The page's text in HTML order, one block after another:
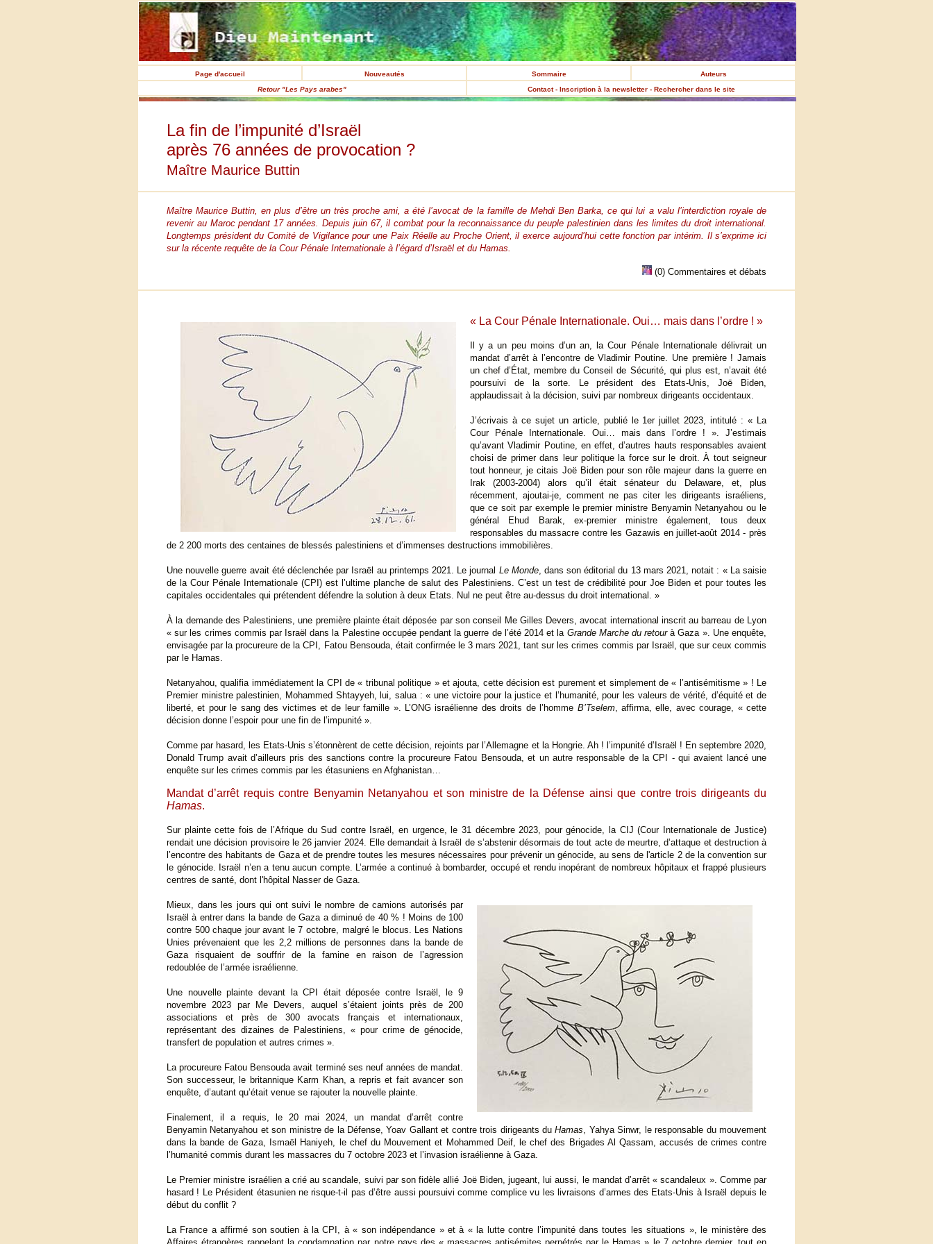
Page d'accueil Nouveautés Sommaire
Auteurs
Retour "Les Pays arabes"
Contact - Inscription à la newsletter - Rechercher dans le site
La fin de l’impunité d’Israël
après 76 années de provocation ?
Maître Maurice Buttin
Maître Maurice Buttin, en plus d’être un très proche ami, a été l’avocat de la famille de Mehdi Ben Barka, ce qui lui a valu l’interdiction royale de
revenir au Maroc pendant 17 années. Depuis juin 67, il combat pour la reconnaissance du peuple palestinien dans les limites du droit international.
Longtemps président du Comité de Vigilance pour une Paix Réelle au Proche Orient, il exerce aujourd’hui cette fonction par intérim. Il s’exprime ici
sur la récente requête de la Cour Pénale Internationale à l’égard d’Israël et du Hamas.
(0) Commentaires et débats
« La Cour Pénale Internationale. Oui… mais dans l’ordre ! »
Il y a un peu moins d’un an, la Cour Pénale Internationale délivrait un
mandat d’arrêt à l’encontre de Vladimir Poutine. Une première ! Jamais
un chef d’État, membre du Conseil de Sécurité, qui plus est, n’avait été
poursuivi de la sorte. Le président des Etats-Unis, Joë Biden,
applaudissait à la décision, suivi par nombreux dirigeants occidentaux.
J’écrivais à ce sujet un article, publié le 1er juillet 2023, intitulé : « La
Cour Pénale Internationale. Oui… mais dans l’ordre ! ». J’estimais
qu’avant Vladimir Poutine, en effet, d’autres hauts responsables avaient
choisi de primer dans leur politique la force sur le droit. À tout seigneur
tout honneur, je citais Joë Biden pour son rôle majeur dans la guerre en
Irak (2003-2004) alors qu’il était sénateur du Delaware, et, plus
récemment, ajoutai-je, comment ne pas citer les dirigeants israéliens,
que ce soit par exemple le premier ministre Benyamin Netanyahou ou le
général Ehud Barak, ex-premier ministre également, tous deux
responsables du massacre contre les Gazawis en juillet-août 2014 - près
de 2 200 morts des centaines de blessés palestiniens et d’immenses destructions immobilières.
Une nouvelle guerre avait été déclenchée par Israël au printemps 2021. Le journal Le Monde, dans son éditorial du 13 mars 2021, notait : « La saisie
de la Cour Pénale Internationale (CPI) est l’ultime planche de salut des Palestiniens. C’est un test de crédibilité pour Joe Biden et pour toutes les
capitales occidentales qui prétendent défendre la solution à deux Etats. Nul ne peut être au-dessus du droit international. »
À la demande des Palestiniens, une première plainte était déposée par son conseil Me Gilles Devers, avocat international inscrit au barreau de Lyon
« sur les crimes commis par Israël dans la Palestine occupée pendant la guerre de l’été 2014 et la Grande Marche du retourà Gaza ». Une enquête,
envisagée par la procureure de la CPI, Fatou Bensouda, était confirmée le 3 mars 2021, tant sur les crimes commis par Israël, que sur ceux commis
par le Hamas.
Netanyahou, qualifia immédiatement la CPI de « tribunal politique » et ajouta, cette décision est purement et simplement de « l’antisémitisme » ! Le
Premier ministre palestinien, Mohammed Shtayyeh, lui, salua : « une victoire pour la justice et l’humanité, pour les valeurs de vérité, d’équité et de
liberté, et pour le sang des victimes et de leur famille ». L’ONG israélienne des droits de l’homme B’Tselem, affirma, elle, avec courage, « cette
décision donne l’espoir pour une fin de l’impunité ».
Comme par hasard, les Etats-Unis s’étonnèrent de cette décision, rejoints par l’Allemagne et la Hongrie. Ah ! l’impunité d’Israël ! En septembre 2020,
Donald Trump avait d’ailleurs pris des sanctions contre la procureure Fatou Bensouda, et un autre responsable de la CPI - qui avaient lancé une
enquête sur les crimes commis par les étasuniens en Afghanistan…
Mandat d’arrêt requis contre Benyamin Netanyahou et son ministre de la Défense ainsi que contre trois dirigeants du
Hamas.
Sur plainte cette fois de l’Afrique du Sud contre Israël, en urgence, le 31 décembre 2023, pour génocide, la CIJ (Cour Internationale de Justice)
rendait une décision provisoire le 26 janvier 2024. Elle demandait à Israël de s’abstenir désormais de tout acte de meurtre, d’attaque et destruction à
l’encontre des habitants de Gaza et de prendre toutes les mesures nécessaires pour prévenir un génocide, au sens de l'article 2 de la convention sur
le génocide. Israël n’en a tenu aucun compte. L’armée a continué à bombarder, occupé et rendu inopérant de nombreux hôpitaux et frappé plusieurs
centres de santé, dont l'hôpital Nasser de Gaza.
Mieux, dans les jours qui ont suivi le nombre de camions autorisés par
Israël à entrer dans la bande de Gaza a diminué de 40 % ! Moins de 100
contre 500 chaque jour avant le 7 octobre, malgré le blocus. Les Nations
Unies prévenaient que les 2,2 millions de personnes dans la bande de
Gaza risquaient de souffrir de la famine en raison de l’agression
redoublée de l’armée israélienne.
Une nouvelle plainte devant la CPI était déposée contre Israël, le 9
novembre 2023 par Me Devers, auquel s’étaient joints près de 200
associations et près de 300 avocats français et internationaux,
représentant des dizaines de Palestiniens, « pour crime de génocide,
transfert de population et autres crimes ».
La procureure Fatou Bensouda avait terminé ses neuf années de mandat.
Son successeur, le britannique Karm Khan, a repris et fait avancer son
enquête, d’autant qu’était venue se rajouter la nouvelle plainte.
Finalement, il a requis, le 20 mai 2024, un mandat d’arrêt contre
Benyamin Netanyahou et son ministre de la Défense, Yoav Gallant et contre trois dirigeants duHamas, Yahya Sinwr, le responsable du mouvement
dans la bande de Gaza, Ismaël Haniyeh, le chef du Mouvement et Mohammed Deif, le chef des Brigades Al Qassam, accusés de crimes contre
l’humanité commis durant les massacres du 7 octobre 2023 et l’invasion israélienne à Gaza.
Le Premier ministre israélien a crié au scandale, suivi par son fidèle allié Joë Biden, jugeant, lui aussi, le mandat d’arrêt « scandaleux ». Comme par
hasard ! Le Président étasunien ne risque-t-il pas d’être aussi poursuivi comme complice vu les livraisons d’armes des Etats-Unis à Israël depuis le
début du conflit ?
La France a affirmé son soutien à la CPI, à « son indépendance » et à « la lutte contre l’impunité dans toutes les situations », le ministère des